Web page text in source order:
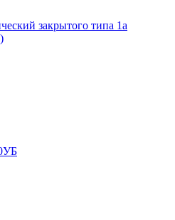
закрытого типа 1a